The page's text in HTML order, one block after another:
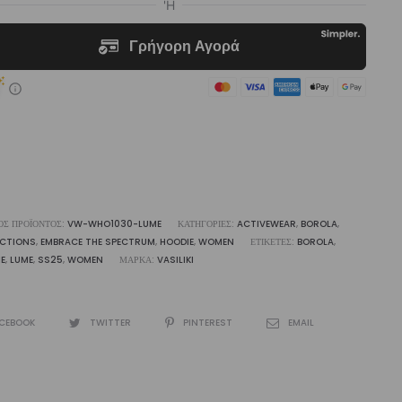
€55,00.
ΠΡΟΪΌΝΤΟΣ: VW-WHO1030-LUME ΚΑΤΗΓΟΡΊΕΣ: ACTIVEWEAR, BOROLA,
, EMBRACE THE SPECTRUM, HOODIE, WOMEN ΕΤΙΚΈΤΕΣ: BOROLA,
, LUME, SS25, WOMEN ΜΆΡΚΑ: VASILIKI
TWITTER PINTEREST EMAIL